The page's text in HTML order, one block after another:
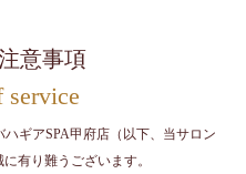
意事項
service
ギアSPA甲府店（以下、当サロン
有り難うございます。